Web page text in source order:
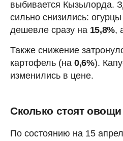
выбивается Кызылорда.
сильно снизились:
дешевле сразу на 15,8%,
Также снижение
картофель (на 0,6%).
изменились в цене.
Сколько стоят овощи
По состоянию на 15